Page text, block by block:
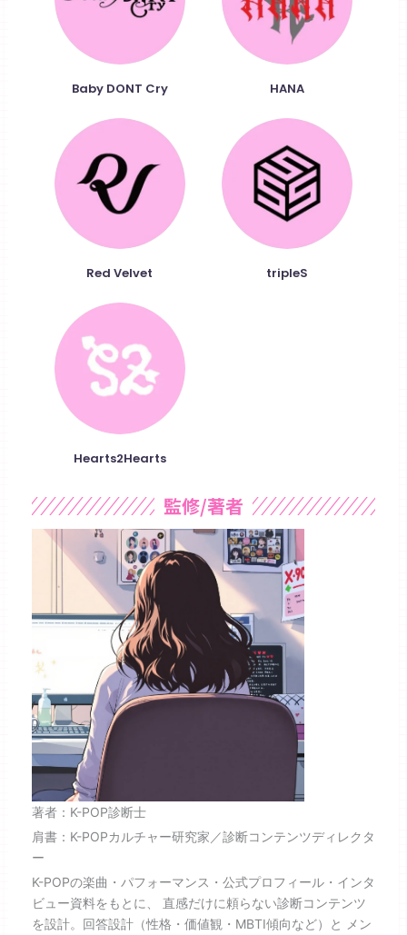
Baby DONT Cry HANA
Red Velvet tripleS
Hearts2Hearts
監修/著者
著者：K-POP診断士
肩書：K-POPカルチャー研究家／診断コンテンツディレクタ
ー
K-POPの楽曲・パフォーマンス・公式プロフィール・インタ
ビュー資料をもとに、 直感だけに頼らない診断コンテンツ
を設計。回答設計（性格・価値観・MBTI傾向など）と メン